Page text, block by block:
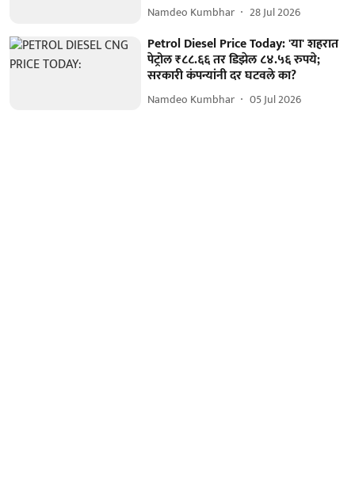
Namdeo Kumbhar 28 Jul 2026
Petrol Diesel Price Today: 'या' शहरात
पेट्रोल ₹८८.६६ तर डिझेल ८४.५६ रुपये;
सरकारी कंपन्यांनी दर घटवले का?
Namdeo Kumbhar 05 Jul 2026